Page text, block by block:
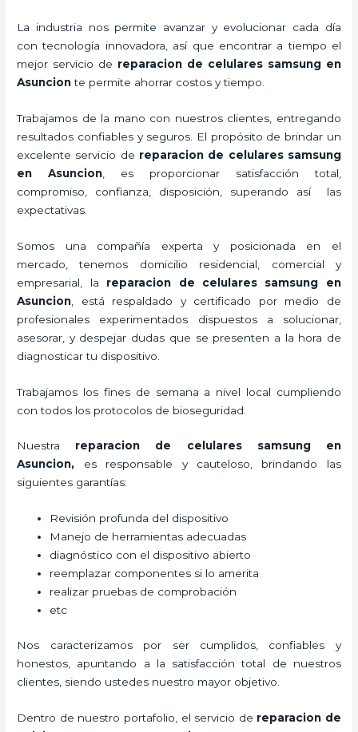
La industria nos permite avanzar y evolucionar cada día
con tecnología innovadora, así que encontrar a tiempo el
mejor servicio de reparacion de celulares samsung en
Asuncionte permite ahorrar costos y tiempo.
Trabajamos de la mano con nuestros clientes, entregando
resultados confiables y seguros. El propósito de brindar un
excelente servicio de reparacion de celulares samsung
en Asuncion , es proporcionar satisfacción total,
compromiso, confianza, disposición, superando así las
expectativas.
Somos una compañía experta y posicionada en el
mercado, tenemos domicilio residencial, comercial y
empresarial, la reparacion de celulares samsung en
Asuncion , está respaldado y certificado por medio de
profesionales experimentados dispuestos a solucionar,
asesorar, y despejar dudas que se presenten a la hora de
diagnosticar tu dispositivo.
Trabajamos los fines de semana a nivel local cumpliendo
con todos los protocolos de bioseguridad.
Nuestra reparacion de celulares samsung en
Asuncion, es responsable y cauteloso, brindando las
siguientes garantías:
Revisión profunda del dispositivo
Manejo de herramientas adecuadas
diagnóstico con el dispositivo abierto
reemplazar componentes si lo amerita
realizar pruebas de comprobación
etc
Nos caracterizamos por ser cumplidos, confiables y
honestos, apuntando a la satisfacción total de nuestros
clientes, siendo ustedes nuestro mayor objetivo.
Dentro de nuestro portafolio, el servicio de reparacion de